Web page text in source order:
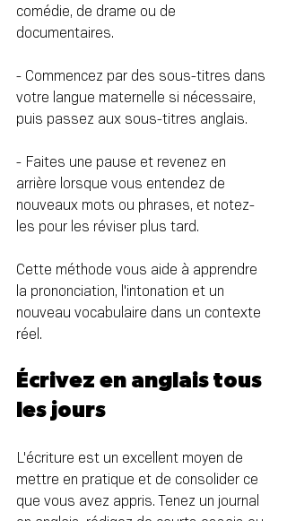
comédie, de drame ou de
documentaires.
- Commencez par des sous-titres dans
votre langue maternelle si nécessaire,
puis passez aux sous-titres anglais.
- Faites une pause et revenez en
arrière lorsque vous entendez de
nouveaux mots ou phrases, et notez-
les pour les réviser plus tard.
Cette méthode vous aide à apprendre
la prononciation, l'intonation et un
nouveau vocabulaire dans un contexte
réel.
Écrivez en anglais tous
les jours
L'écriture est un excellent moyen de
mettre en pratique et de consolider ce
que vous avez appris. Tenez un journal